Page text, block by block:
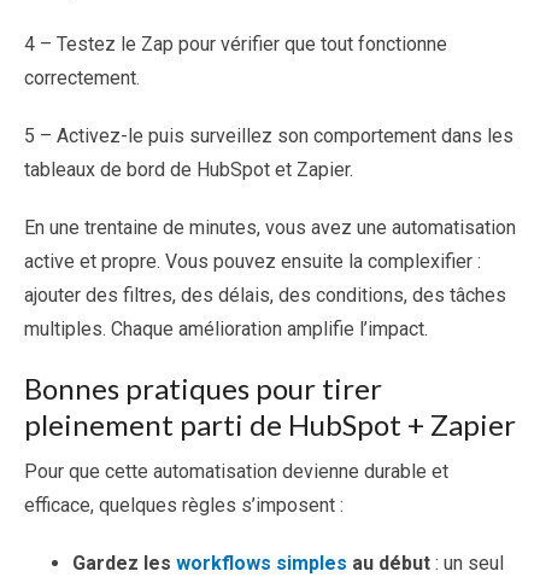
4 – Testez le Zap pour vérifier que tout fonctionne
correctement.
5 – Activez-le puis surveillez son comportement dans les
tableaux de bord de HubSpot et Zapier.
En une trentaine de minutes, vous avez une automatisation
active et propre. Vous pouvez ensuite la complexifier :
ajouter des filtres, des délais, des conditions, des tâches
multiples. Chaque amélioration amplifie l’impact.
Bonnes pratiques pour tirer
pleinement parti de HubSpot + Zapier
Pour que cette automatisation devienne durable et
efficace, quelques règles s’imposent :
Gardez les workflows simples au début : un seul